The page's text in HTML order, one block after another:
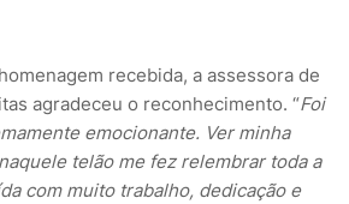
recebida, a assessora de
agradeceu o reconhecimento. “Foi
emocionante. Ver minha
telão me fez relembrar toda a
com muito trabalho, dedicação e